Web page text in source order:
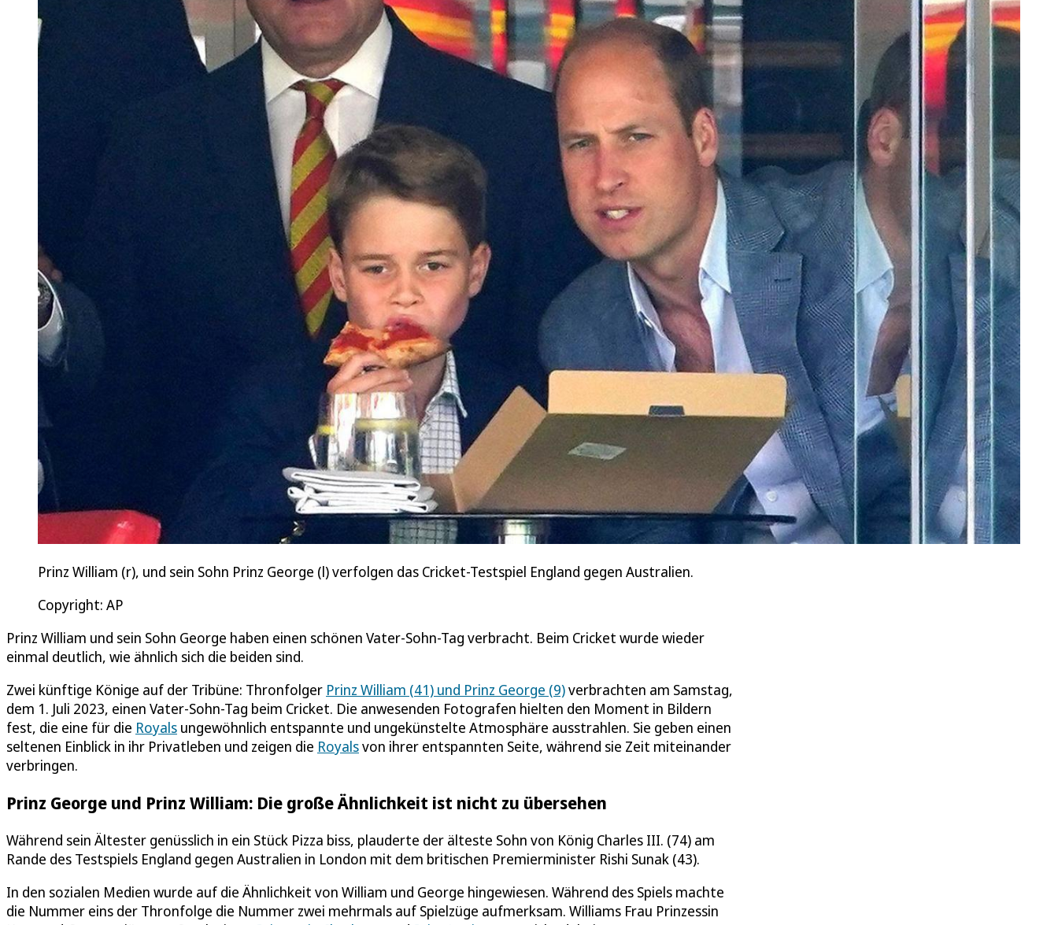
Prinz William (r), und sein Sohn Prinz George (l) verfolgen das Cricket-Testspiel England gegen Australien.
Copyright: AP
Prinz William und sein Sohn George haben einen schönen Vater-Sohn-Tag verbracht. Beim Cricket wurde wieder
einmal deutlich, wie ähnlich sich die beiden sind.
Zwei künftige Könige auf der Tribüne: Thronfolger Prinz William (41) und Prinz George (9)verbrachten am Samstag,
dem 1. Juli 2023, einen Vater-Sohn-Tag beim Cricket. Die anwesenden Fotografen hielten den Moment in Bildern
fest, die eine für die Royals ungewöhnlich entspannte und ungekünstelte Atmosphäre ausstrahlen. Sie geben einen
seltenen Einblick in ihr Privatleben und zeigen die Royalsvon ihrer entspannten Seite, während sie Zeit miteinander
verbringen.
Prinz George und Prinz William: Die große Ähnlichkeit ist nicht zu übersehen
Während sein Ältester genüsslich in ein Stück Pizza biss, plauderte der älteste Sohn von König Charles III. (74) am
Rande des Testspiels England gegen Australien in London mit dem britischen Premierminister Rishi Sunak (43).
In den sozialen Medien wurde auf die Ähnlichkeit von William und George hingewiesen. Während des Spiels machte
die Nummer eins der Thronfolge die Nummer zwei mehrmals auf Spielzüge aufmerksam. Williams Frau Prinzessin